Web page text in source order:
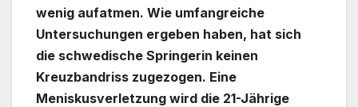
wenig aufatmen. Wie umfangreiche
Untersuchungen ergeben haben, hat sich
die schwedische Springerin keinen
Kreuzbandriss zugezogen. Eine
Meniskusverletzung wird die 21-Jährige